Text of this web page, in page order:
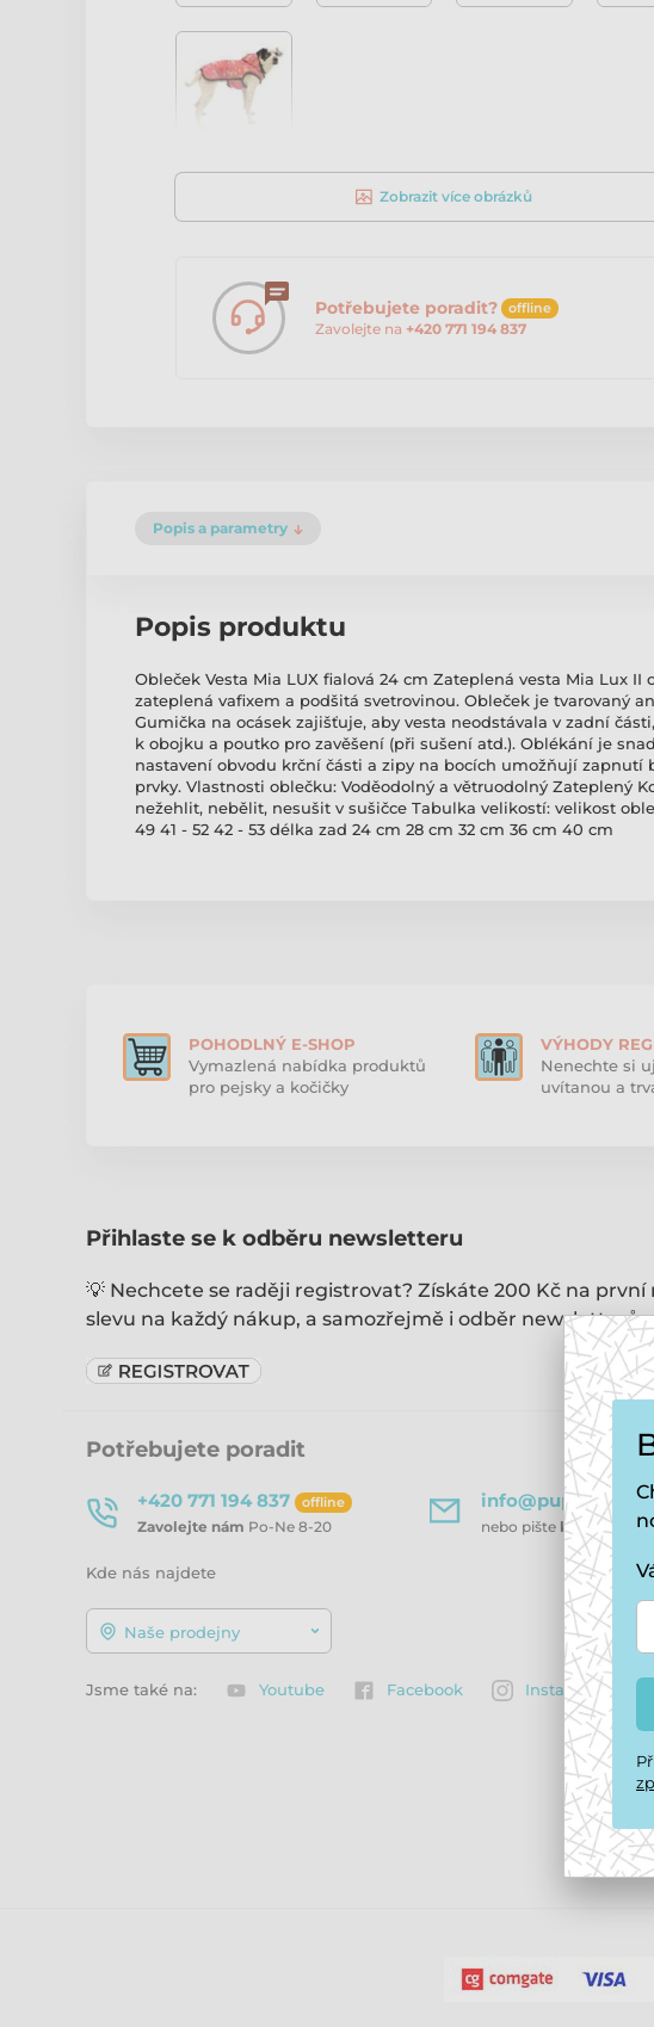
Zobrazit více obrázků
Potřebujete poradit? offline
Zavolejte na +420 771 194 837
Popis a parametry
Popis produktu
Obleček Vesta Mia LUX fialová 24 cm Zateplená vesta Mia Lux
zateplená vafixem a podšitá svetrovinou. Obleček je tvarovaný
Gumička na ocásek zajišťuje, aby vesta neodstávala v zadní
k obojku a poutko pro zavěšení (při sušení atd.). Oblékání je
nastavení obvodu krční části a zipy na bocích umožňují zapnutí
prvky. Vlastnosti oblečku: Voděodolný a větruodolný Zateplený
nežehlit, nebělit, nesušit v sušičce Tabulka velikostí: velikost
49 41 - 52 42 - 53 délka zad 24 cm 28 cm 32 cm 36 cm 40 cm
POHODLNÝ E-SHOP
Vymazlená nabídka produktů
pro pejsky a kočičky
VÝHODY
Nenechte si
uvítanou a
Přihlaste se k odběru newsletteru
💡 Nechcete se raději registrovat? Získáte 200 Kč na první
slevu na každý nákup, a samozřejmě i odběr newsletterů.
Potřebujete poradit
+420 771 194 837 offline
Zavolejte nám Po-Ne 8-20 nebo pište kdykoliv
Kde nás najdete
Naše prodejny
Jsme také na: Youtube Facebook Instagram